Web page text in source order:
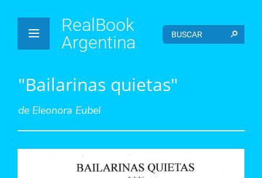
RealBook
Argentina
"Bailarinas quietas"
de Eleonora Eubel